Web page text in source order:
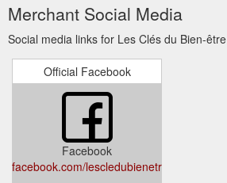
Merchant Social Media
Social media links for Les Clés du Bien-être
Official Facebook
Facebook
facebook.com/lescledubienetre/